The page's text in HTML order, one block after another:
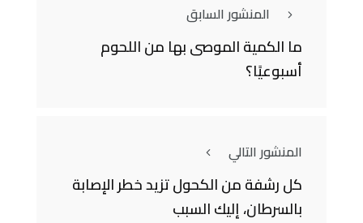
المنشور السابق
ما الكمية الموصى بها من اللحوم
أسبوعيًا؟
المنشور التالي
كل رشفة من الكحول تزيد خطر الإصابة
بالسرطان، إليك السبب